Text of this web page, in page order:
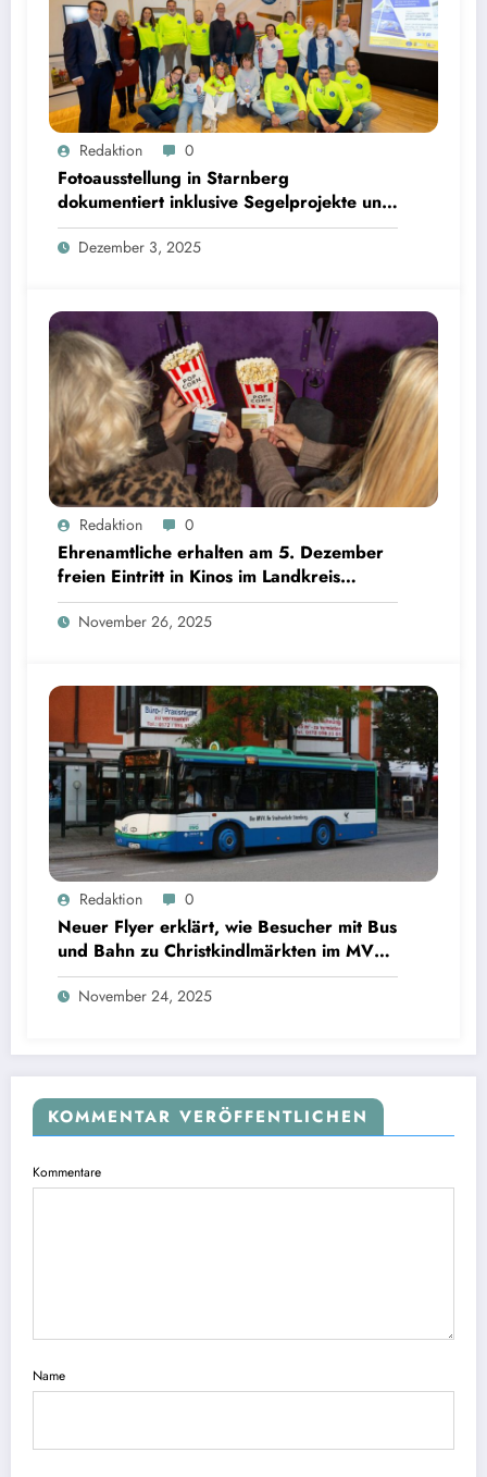
Fotoausstellung in Starnberg dokumentiert inklusive Segelprojekte und Ehrenamt | Bild: ©
Landratsamt Starnberg
Redaktion 0
Fotoausstellung in Starnberg
dokumentiert inklusive Segelprojekte und
Ehrenamt
Dezember 3, 2025
Ehrenamtliche erhalten am 5. Dezember freien Eintritt in Kinos im Landkreis Starnberg |
Bild: © Landratsamt Starnberg
Redaktion 0
Ehrenamtliche erhalten am 5. Dezember
freien Eintritt in Kinos im Landkreis
Starnberg
November 26, 2025
Neuer Flyer erklärt, wie Besucher mit Bus und Bahn zu Christkindlmärkten im MVV-Gebiet
gelangen | Bild: Solaris / CC BY-SA 3.0
Redaktion 0
Neuer Flyer erklärt, wie Besucher mit Bus
und Bahn zu Christkindlmärkten im MVV-
Gebiet gelangen
November 24, 2025
KOMMENTAR VERÖFFENTLICHEN
Kommentare
Name